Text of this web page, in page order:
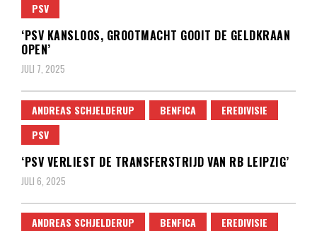
PSV
‘PSV KANSLOOS, GROOTMACHT GOOIT DE GELDKRAAN
OPEN’
JULI 7, 2025
ANDREAS SCHJELDERUP BENFICA
EREDIVISIE
PSV
‘PSV VERLIEST DE TRANSFERSTRIJD VAN RB LEIPZIG’
JULI 6, 2025
ANDREAS SCHJELDERUP BENFICA
EREDIVISIE